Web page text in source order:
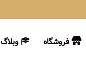
فروشگاه وبلاگ